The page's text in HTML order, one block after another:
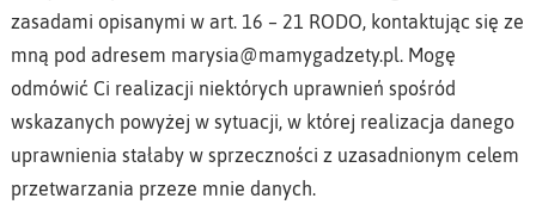
zasadami opisanymi w art. 16 – 21 RODO, kontaktując się ze
mną pod adresem marysia@mamygadzety.pl. Mogę
odmówić Ci realizacji niektórych uprawnień spośród
wskazanych powyżej w sytuacji, w której realizacja danego
uprawnienia stałaby w sprzeczności z uzasadnionym celem
przetwarzania przeze mnie danych.